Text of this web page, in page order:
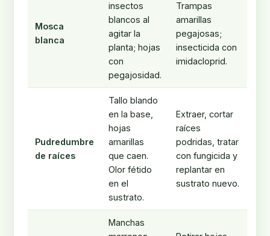
Mosca
blanca
insectos
blancos al
agitar la
planta; hojas
con
pegajosidad.
Trampas
amarillas
pegajosas;
insecticida con
imidacloprid.
Pudredumbre
de raíces
Tallo blando
en la base,
hojas
amarillas
que caen.
Olor fétido
en el
sustrato.
Extraer, cortar
raíces
podridas, tratar
con fungicida y
replantar en
sustrato nuevo.
Manchas